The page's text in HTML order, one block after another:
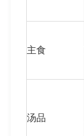
主食
汤品